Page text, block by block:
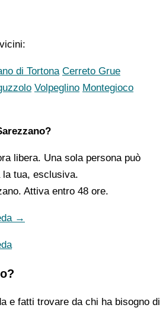
di Tortona Cerreto Grue
Volpeglino Montegioco
libera. Una sola persona può
tua, esclusiva.
Attiva entro 48 ore.
→
e fatti trovare da chi ha bisogno di